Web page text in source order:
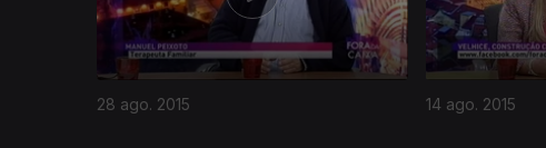
28 ago. 2015 14 ago. 2015